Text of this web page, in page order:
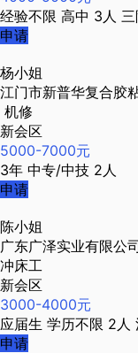
经验不限 高中 3人
申请
杨小姐
江门市新普华复合胶
机修
新会区
5000-7000元
3年 中专/中技 2人
申请
陈小姐
广东广泽实业有限公
冲床工
新会区
3000-4000元
应届生 学历不限 2人
申请